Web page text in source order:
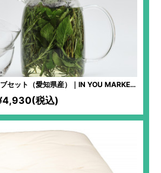
セット（愛知県産）｜IN YOU MARKET
トックスドリンク作りに最高！心も身体
新鮮なハーブの力を取り入れて。
税込)